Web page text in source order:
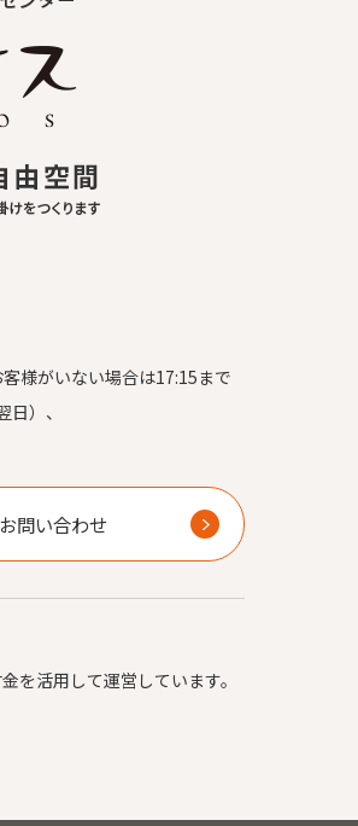
様がいない場合は17:15まで
）、
お問い合わせ
を活用して運営しています。